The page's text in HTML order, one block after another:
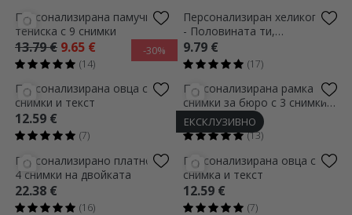
-30%
Персонализирана памучна
тениска с 9 снимки
13.79 € 9.65 €
(14)
Персонализиран хеликоптер
- Половината ти,
половината моя
9.79 €
(17)
Персонализирана овца с 2
снимки и текст
12.59 €
(7)
ЕКСКЛУЗИВНО
Персонализирана рамка за
снимки за бюро с 3 снимки и
текст
11.99 €
(13)
Персонализирано платно с
4 снимки на двойката
22.38 €
(16)
Персонализирана овца с
снимка и текст
12.59 €
(7)